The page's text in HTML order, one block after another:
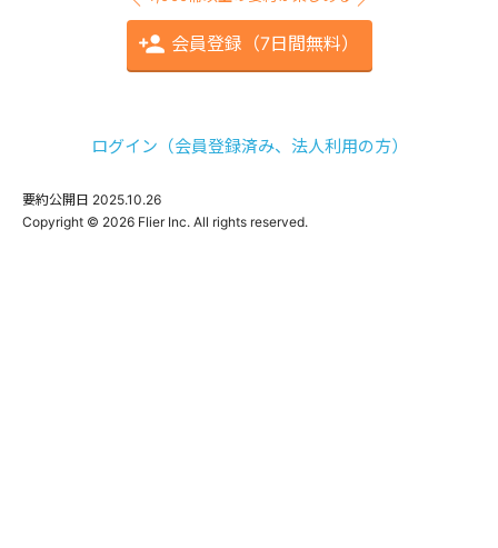
会員登録（7日間無料）
ログイン（会員登録済み、法人利用の方）
要約公開日 2025.10.26